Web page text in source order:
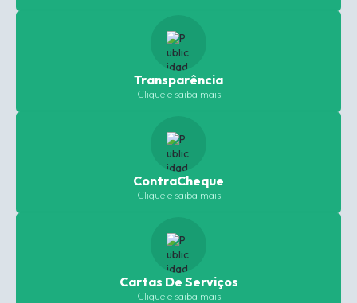
Transparência
Clique e saiba mais
ContraCheque
Clique e saiba mais
Cartas De Serviços
Clique e saiba mais